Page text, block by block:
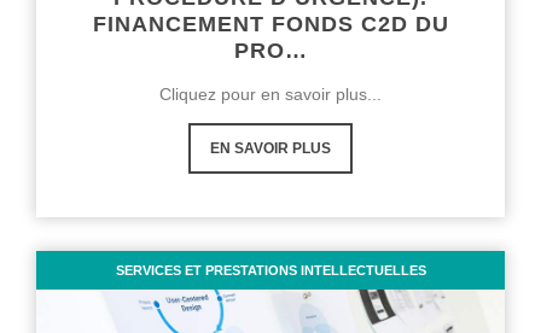
FINANCEMENT FONDS C2D DU
PRO…
Cliquez pour en savoir plus...
EN SAVOIR PLUS
SERVICES ET PRESTATIONS INTELLECTUELLES